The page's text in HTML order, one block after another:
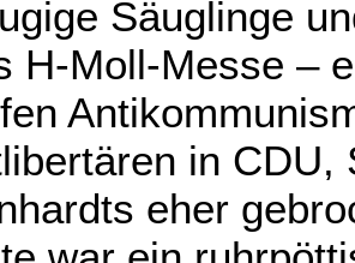
Säuglinge
H-Moll-Messe –
in CDU,
eher